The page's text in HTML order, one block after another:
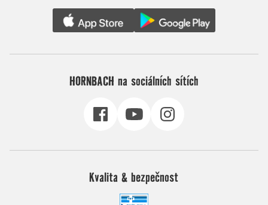
HORNBACH na sociálních sítích
Kvalita & bezpečnost